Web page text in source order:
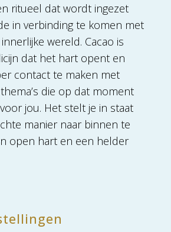
ritueel dat wordt ingezet
in verbinding te komen met
wereld. Cacao is
dat het hart opent en
contact te maken met
die op dat moment
jou. Het stelt je in staat
manier naar binnen te
open hart en een helder